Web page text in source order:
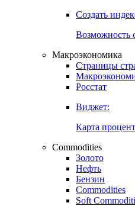
Создать
Возможность
Макроэкономика
Страницы
Росстат
Виджет:
Карта
Commodities
Золото
Нефть
Бензин
Commodities
Soft